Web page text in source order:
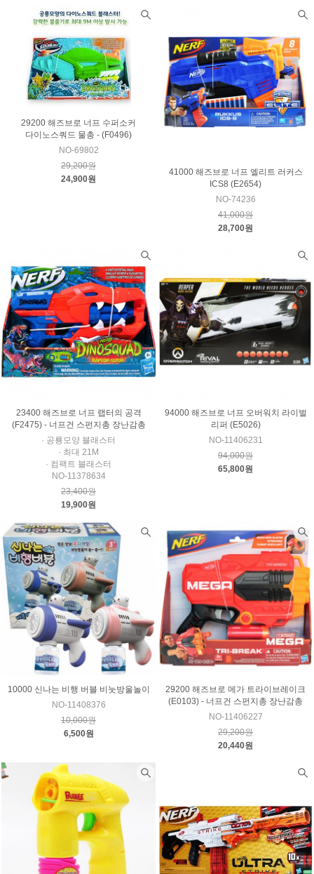
29200 해즈브로 너프 수퍼소커
다이노스쿼드 물총 - (F0496)
NO-69802
29,200원
24,900원
41000 해즈브로 너프 엘리트 러커스
ICS8 (E2654)
NO-74236
41,000원
28,700원
23400 해즈브로 너프 랩터의 공격
(F2475) - 너프건 스펀지총 장난감총
· 공룡모양 블래스터
· 최대 21M
· 컴팩트 블래스터
NO-11378634
23,400원
19,900원
94000 해즈브로 너프 오버워치 라이벌
리퍼 (E5026)
NO-11406231
94,000원
65,800원
10000 신나는 비행 버블 비눗방울놀이
NO-11408376
10,000원
6,500원
29200 해즈브로 메가 트라이브레이크
(E0103) - 너프건 스펀지총 장난감총
NO-11406227
29,200원
20,440원